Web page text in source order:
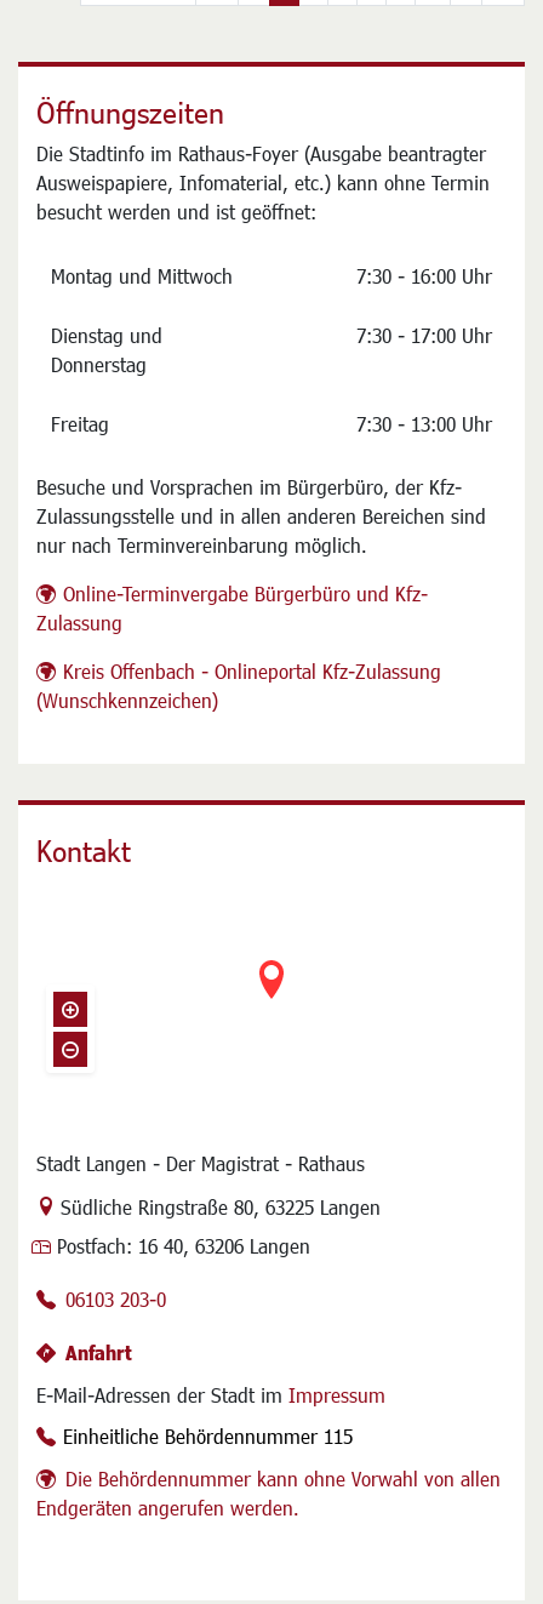
Öffnungszeiten
Die Stadtinfo im Rathaus-Foyer (Ausgabe beantragter
Ausweispapiere, Infomaterial, etc.) kann ohne Termin
besucht werden und ist geöffnet:
Montag und Mittwoch 7:30 - 16:00 Uhr
Dienstag und
Donnerstag
7:30 - 17:00 Uhr
Freitag 7:30 - 13:00 Uhr
Besuche und Vorsprachen im Bürgerbüro, der Kfz-
Zulassungsstelle und in allen anderen Bereichen sind
nur nach Terminvereinbarung möglich.
Online-Terminvergabe Bürgerbüro und Kfz-
Zulassung
Kreis Offenbach - Onlineportal Kfz-Zulassung
(Wunschkennzeichen)
Kontakt
Stadt Langen - Der Magistrat - Rathaus
Link zur Google-Maps Navigation
Südliche Ringstraße 80, 63225 Langen
Postfach: 16 40, 63206 Langen
06103 203-0
Anfahrt
E-Mail-Adressen der Stadt im Impressum
Einheitliche Behördennummer 115
Die Behördennummer kann ohne Vorwahl von allen
Endgeräten angerufen werden.